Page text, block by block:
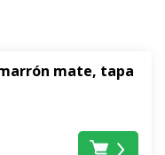
ons, pulverizadores
Son adecuados
esenciales
y
mate, tapa